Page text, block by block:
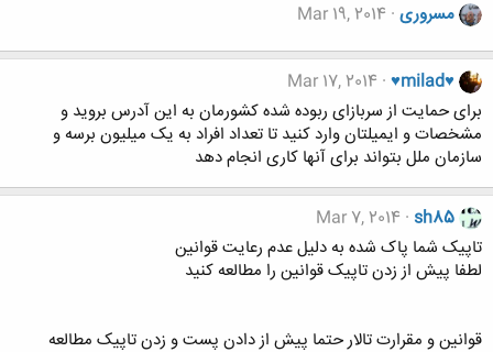
مسروری Mar 19, 2014
♥milad♥
Mar 17, 2014
برای حمایت از سربازای ربوده شده کشورمان به این آدرس بروید و
مشخصات و ایمیلتان وارد کنید تا تعداد افراد به یک میلیون برسه و
سازمان ملل بتواند برای آنها کاری انجام دهد
sh85
Mar 7, 2014
تاپیک شما پاک شده به دلیل عدم رعایت قوانین
لطفا پیش از زدن تاپیک قوانین را مطالعه کنید
قوانین و مقرارت تالار حتما پیش از دادن پست و زدن تاپیک مطالعه